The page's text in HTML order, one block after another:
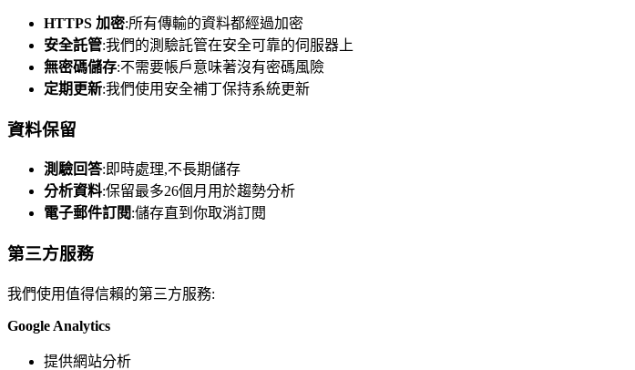
HTTPS 加密:所有傳輸的資料都經過加密
安全託管:我們的測驗託管在安全可靠的伺服器上
無密碼儲存:不需要帳戶意味著沒有密碼風險
定期更新:我們使用安全補丁保持系統更新
資料保留
測驗回答:即時處理,不長期儲存
分析資料:保留最多26個月用於趨勢分析
電子郵件訂閱:儲存直到你取消訂閱
第三方服務
我們使用值得信賴的第三方服務:
Google Analytics
提供網站分析